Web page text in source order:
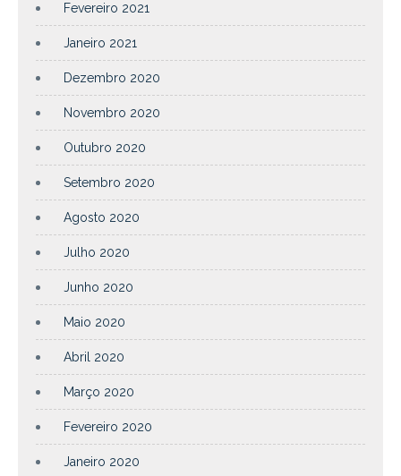
Fevereiro 2021
Janeiro 2021
Dezembro 2020
Novembro 2020
Outubro 2020
Setembro 2020
Agosto 2020
Julho 2020
Junho 2020
Maio 2020
Abril 2020
Março 2020
Fevereiro 2020
Janeiro 2020